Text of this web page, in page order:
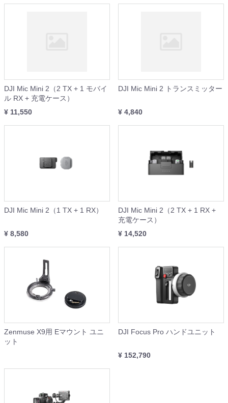
DJI Mic Mini 2（2 TX + 1 モバイ
ル RX + 充電ケース）
¥ 11,550
DJI Mic Mini 2 トランスミッター
¥ 4,840
DJI Mic Mini 2（1 TX + 1 RX）
¥ 8,580
DJI Mic Mini 2（2 TX + 1 RX +
充電ケース）
¥ 14,520
Zenmuse X9用 Eマウント ユニ
ット
DJI Focus Pro ハンドユニット
¥ 152,790